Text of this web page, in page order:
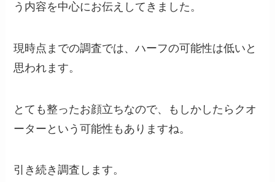
う内容を中心にお伝えしてきました。
現時点までの調査では、ハーフの可能性は低いと
思われます。
とても整ったお顔立ちなので、もしかしたらクオ
ーターという可能性もありますね。
引き続き調査します。